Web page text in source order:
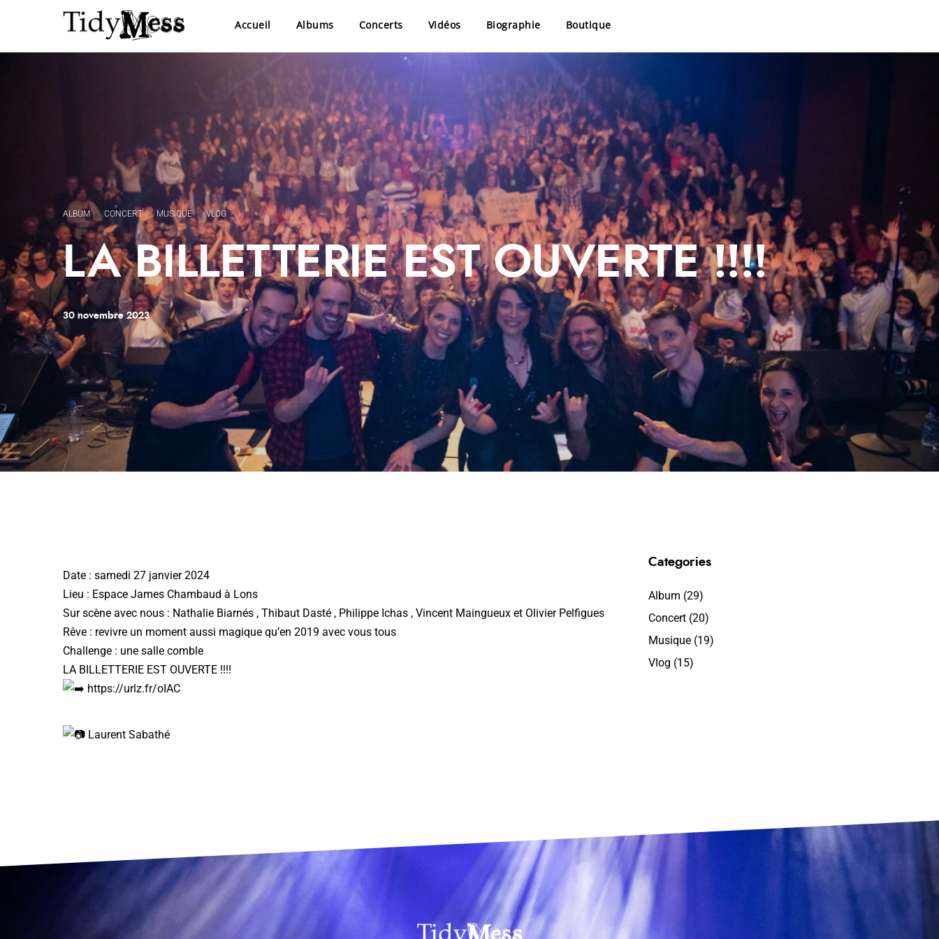
Accueil Albums Concerts Vidéos Biographie Boutique
ALBUM· CONCERT· MUSIQUE·VLOG
LA BILLETTERIE EST OUVERTE !!!!
30 novembre 2023
Date : samedi 27 janvier 2024
Lieu : Espace James Chambaud à Lons
Sur scène avec nous : Nathalie Biarnés , Thibaut Dasté , Philippe Ichas , Vincent Maingueux et Olivier Pelfigues
Rêve : revivre un moment aussi magique qu’en 2019 avec vous tous
Challenge : une salle comble
LA BILLETTERIE EST OUVERTE !!!!
https://urlz.fr/oIAC
Laurent Sabathé
Categories
Album (29)
Concert (20)
Musique (19)
Vlog (15)